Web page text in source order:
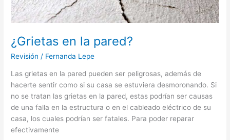
¿Grietas en la pared?
Revisión / Fernanda Lepe
Las grietas en la pared pueden ser peligrosas, además de
hacerte sentir como si su casa se estuviera desmoronando. Si
no se tratan las grietas en la pared, estas podrían ser causas
de una falla en la estructura o en el cableado eléctrico de su
casa, los cuales podrían ser fatales. Para poder reparar
efectivamente